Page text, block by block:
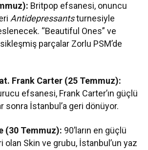
Britpop efsanesi, onuncu
Antidepressantsturnesiyle
“Beautiful Ones” ve
parçalar Zorlu PSM’de
Frank Carter (25 Temmuz):
efsanesi, Frank Carter’ın güçlü
sonra İstanbul’a geri dönüyor.
(30 Temmuz): 90’ların en güçlü
olan Skin ve grubu, İstanbul’un yaz